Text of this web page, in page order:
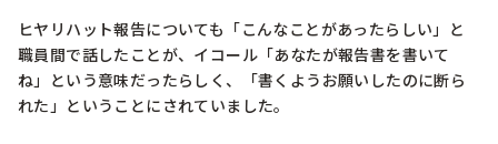
ヒヤリハット報告についても「こんなことがあったらしい」と
職員間で話したことが、イコール「あなたが報告書を書いて
ね」という意味だったらしく、「書くようお願いしたのに断ら
れた」ということにされていました。